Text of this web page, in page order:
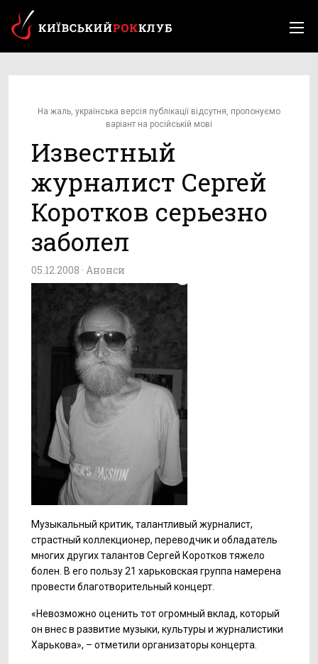
На жаль, українська версія публікації відсутня, пропонуємо
варіант на російській мові
Известный
журналист Сергей
Коротков серьезно
заболел
05.12.2008 · Анонси
Музыкальный критик, талантливый журналист,
страстный коллекционер, переводчик и обладатель
многих других талантов Сергей Коротков тяжело
болен. В его пользу 21 харьковская группа намерена
провести благотворительный концерт.
«Невозможно оценить тот огромный вклад, который
он внес в развитие музыки, культуры и журналистики
Харькова», – отметили организаторы концерта.